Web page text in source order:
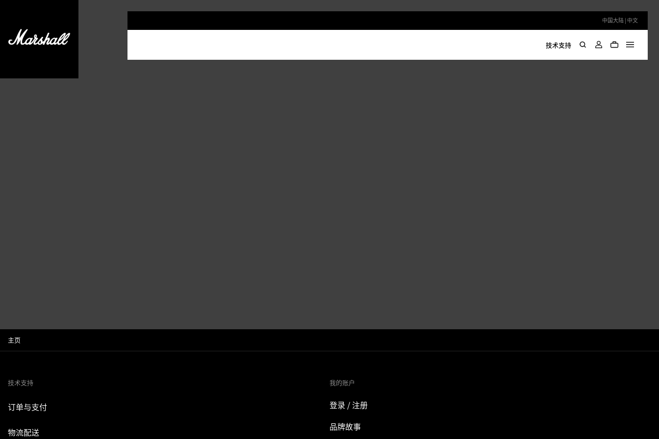
中国大陆 | 中文
技术支持
主页
技术支持
订单与支付
物流配送
我的账户
登录 / 注册
品牌故事